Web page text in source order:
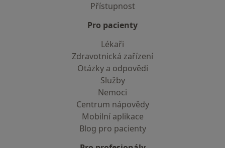
Přístupnost
Pro pacienty
Lékaři
Zdravotnická zařízení
Otázky a odpovědi
Služby
Nemoci
Centrum nápovědy
Mobilní aplikace
Blog pro pacienty